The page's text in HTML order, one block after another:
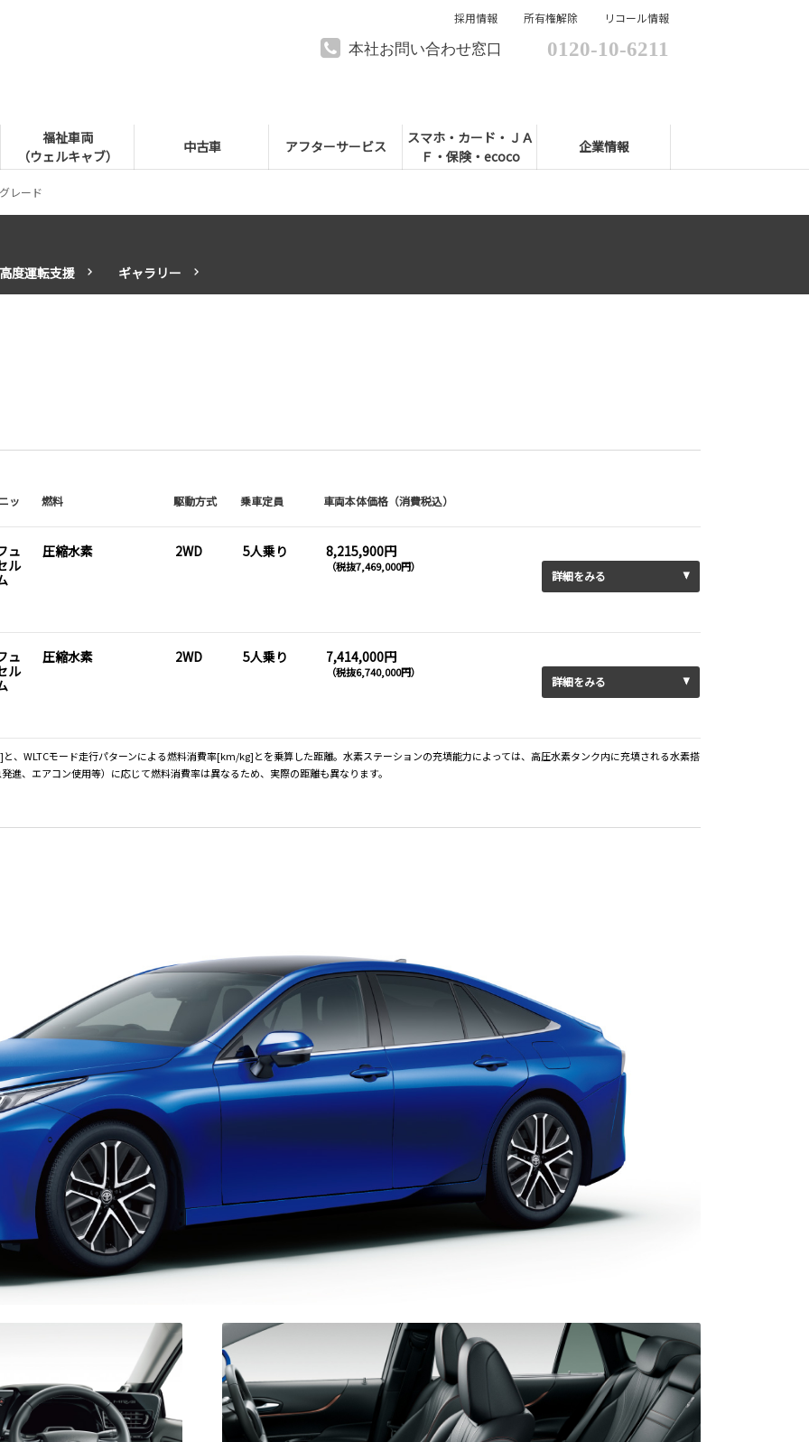
本社お問い合わせ窓口 0120-10-6211
福祉車両
（ウェルキャブ）
中古車 アフターサービス
スマホ・カード・ＪＡ
Ｆ・保険・ecoco
企業情報
採用情報 所有権解除 リコール情報
レード
高度運転支援 ギャラリー
ッ 燃料 駆動方式 乗車定員 車両本体価格（消費税込）
ュ
ル
圧縮水素 2WD 5人乗り 8,215,900円
（税抜7,469,000円）
詳細をみる
ュ
ル
圧縮水素 2WD 5人乗り 7,414,000円
（税抜6,740,000円）
詳細をみる
、WLTCモード走行パターンによる燃料消費率[km/kg]とを乗算した距離。水素ステーションの充填能力によっては、高圧水素タンク内に充填される水素搭
、エアコン使用等）に応じて燃料消費率は異なるため、実際の距離も異なります。